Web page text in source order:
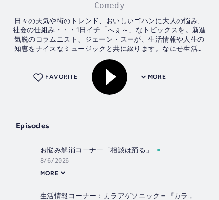
Comedy
日々の天気や街のトレンド、おいしいゴハンに大人の悩み、
社会の仕組み・・・1日イチ「へぇ～」なトピックスを。新進
気鋭のコラムニスト、ジェーン・スーが、生活情報や人生の
知恵をナイスなミュージックと共に綴ります。なにせ生活は
続いていく。それならせめて、軽やかなステップで。あなた
のお昼をちょっと彩る＜昼ドキ支援系ラジオ＞それが、「ジ
ェーン・スー 生活は踊る」です。 TBSラジオ＜
FM90.5/AM954＞で毎週月～木11時～放送中！...
MORE
FAVORITE
Episodes
お悩み解消コーナー「相談は踊る」
8/6/2026
MORE
生活情報コーナー：カラアゲソニック＝『カラソニ』第4弾ラインナップ発表！